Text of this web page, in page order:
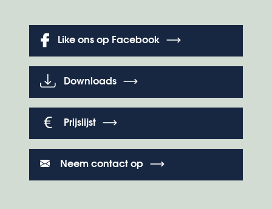
Like ons op Facebook
Downloads
Prijslijst
Neem contact op